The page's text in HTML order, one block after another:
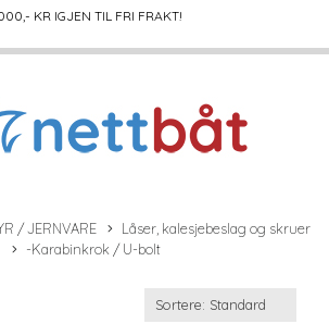
,- KR IGJEN TIL FRI FRAKT!
/ JERNVARE
Låser, kalesjebeslag og skruer
-Karabinkrok / U-bolt